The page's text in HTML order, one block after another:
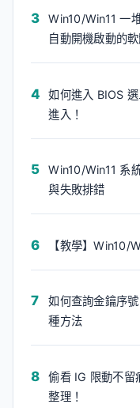
Win10/Win11 一
自動開機啟動的軟
如何進入 BIOS
進入！
Win10/Win11 系
與失敗排錯
【教學】Win10/
如何查詢金鑰序
種方法
偷看 IG 限動不留
整理！